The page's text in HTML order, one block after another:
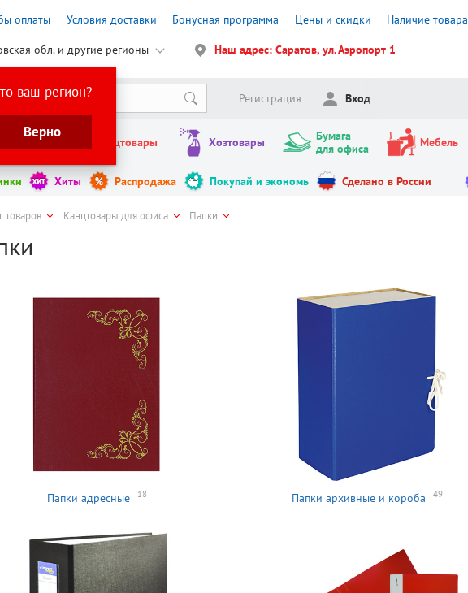
оплаты Условия доставки Бонусная программа Цены и скидки Наличие товара
обл. и другие регионы
ваш регион?
Верно
Наш адрес: Саратов, ул. Аэропорт 1
Регистрация Вход
Канцтовары Хозтовары
Бумага
для офиса
Мебель
Хиты Распродажа Покупай и экономь Сделано в России
товаров Канцтовары для офиса Папки
Папки адресные 18 Папки архивные и короба 49